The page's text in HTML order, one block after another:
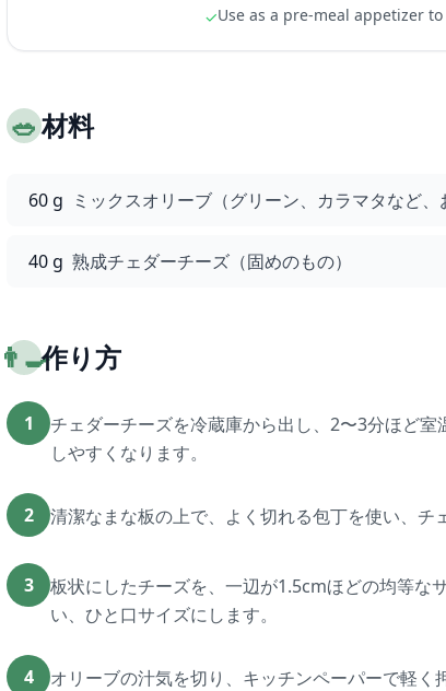
✓Use as a pre-meal appetizer
🥗材料
60 g ミックスオリーブ（グリーン、カラマタなど、
40 g 熟成チェダーチーズ（固めのもの）
👨‍🍳作り方
1
チェダーチーズを冷蔵庫から出し、2〜3分ほど
しやすくなります。
2 清潔なまな板の上で、よく切れる包丁を使い、チ
3
板状にしたチーズを、一辺が1.5cmほどの均等な
い、ひと口サイズにします。
4 オリーブの汁気を切り、キッチンペーパーで軽く